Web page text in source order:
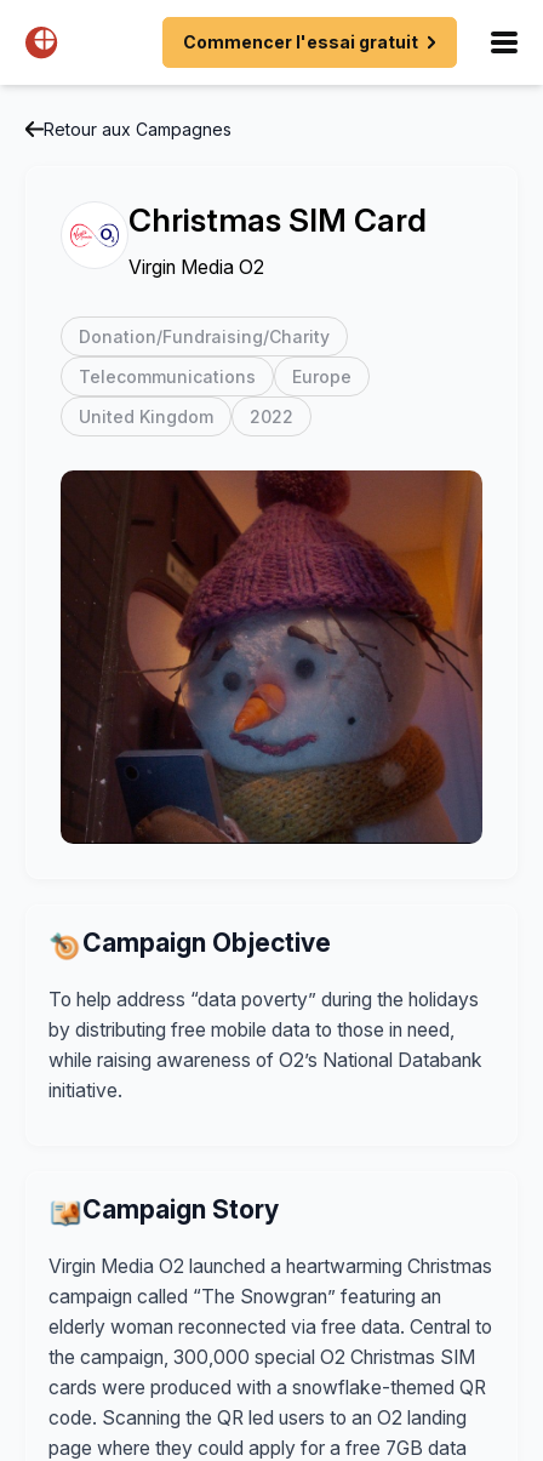
Commencer l'essai gratuit
Retour aux Campagnes
Christmas SIM Card
Virgin Media O2
Donation/Fundraising/Charity
Telecommunications
Europe
United Kingdom
2022
Campaign Objective
To help address “data poverty” during the holidays
by distributing free mobile data to those in need,
while raising awareness of O2’s National Databank
initiative.
Campaign Story
Virgin Media O2 launched a heartwarming Christmas
campaign called “The Snowgran” featuring an
elderly woman reconnected via free data. Central to
the campaign, 300,000 special O2 Christmas SIM
cards were produced with a snowflake-themed QR
code. Scanning the QR led users to an O2 landing
page where they could apply for a free 7GB data